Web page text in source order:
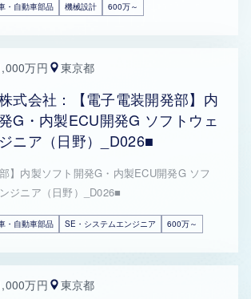
・自動車部品 機械設計 600万～
万円 東京都
式会社：【電子電装開発部】内
G・内製ECU開発G ソフトウェ
ニア（日野）_D026■
】内製ソフト開発G・内製ECU開発G ソフ
ジニア（日野）_D026■
・自動車部品 SE・システムエンジニア 600万～
万円 東京都